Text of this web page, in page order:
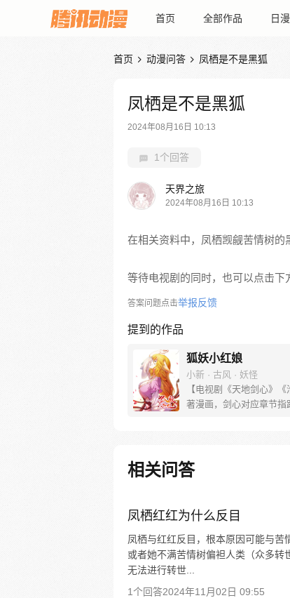
首页 全部作品 日漫
首页  动漫问答  凤栖是不是黑狐
凤栖是不是黑狐
2024年08月16日 10:13
1个回答
天界之旅
2024年08月16日 10:13
在相关资料中，凤栖觊觎苦情树的
等待电视剧的同时，也可以点击下
答案问题点击举报反馈
提到的作品
狐妖小红娘
小新 · 古风 · 妖怪
【电视剧《天地剑心》
著漫画，剑心对应章节指
新。）
相关问答
凤栖红红为什么反目
凤栖与红红反目，根本原因可能与苦
或者她不满苦情树偏袒人类（众多
无法进行转世...
1个回答2024年11月02日 09:55